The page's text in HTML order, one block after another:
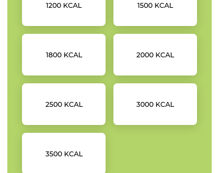
1200 KCAL 1500 KCAL
1800 KCAL 2000 KCAL
2500 KCAL 3000 KCAL
3500 KCAL